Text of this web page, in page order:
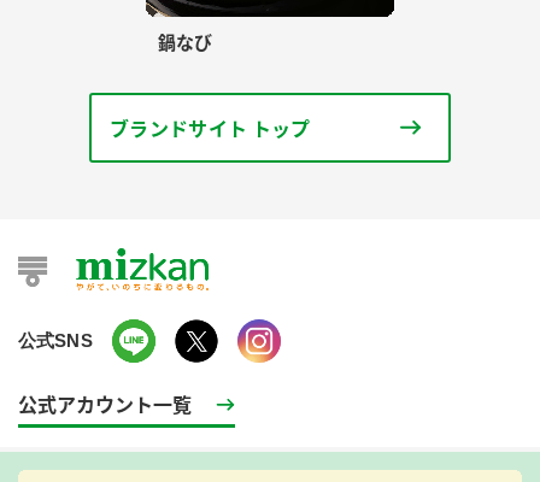
鍋なび
ブランドサイト トップ
公式SNS
公式アカウント一覧